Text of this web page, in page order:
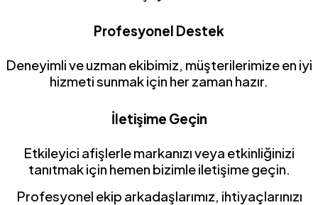
Profesyonel Destek
Deneyimli ve uzman ekibimiz, müşterilerimize en iyi
hizmeti sunmak için her zaman hazır.
İletişime Geçin
Etkileyici afişlerle markanızı veya etkinliğinizi
tanıtmak için hemen bizimle iletişime geçin.
Profesyonel ekip arkadaşlarımız, ihtiyaçlarınızı